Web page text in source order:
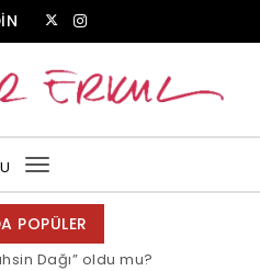
Toggle
navigation
POPÜLER
Dağı” oldu mu?